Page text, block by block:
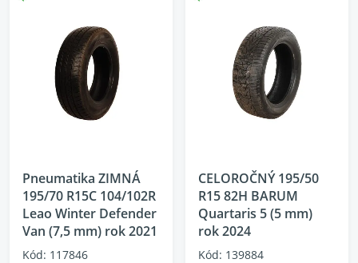
Pneumatika ZIMNÁ
195/70 R15C 104/102R
Leao Winter Defender
Van (7,5 mm) rok 2021
Kód: 117846
CELOROČNÝ 195/50
R15 82H BARUM
Quartaris 5 (5 mm)
rok 2024
Kód: 139884